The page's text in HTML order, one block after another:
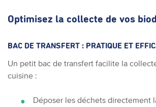
Optimisez la collecte de vos
BAC DE TRANSFERT : PRATIQUE ET
Un petit bac de transfert facilite la
cuisine :
Déposer les déchets directement